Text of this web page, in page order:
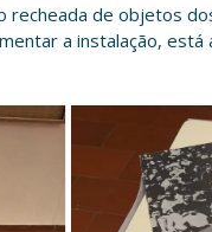
de objetos
a instalação, está